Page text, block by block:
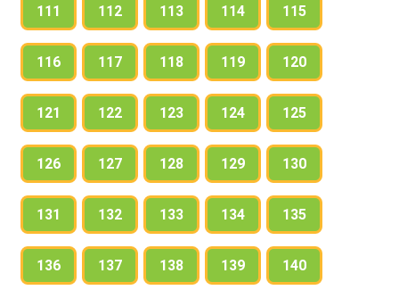
111 112 113 114 115
116 117 118 119 120
121 122 123 124 125
126 127 128 129 130
131 132 133 134 135
136 137 138 139 140